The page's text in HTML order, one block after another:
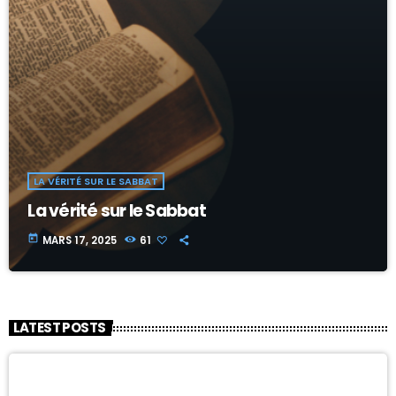
LA VÉRITÉ SUR LE SABBAT
La vérité sur le Sabbat
today MARS 17, 2025 61
LATEST POSTS